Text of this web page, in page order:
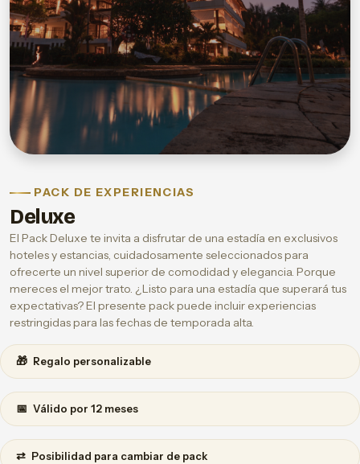
PACK DE EXPERIENCIAS
Deluxe
El Pack Deluxe te invita a disfrutar de una estadía en exclusivos
hoteles y estancias, cuidadosamente seleccionados para
ofrecerte un nivel superior de comodidad y elegancia. Porque
mereces el mejor trato. ¿Listo para una estadía que superará tus
expectativas? El presente pack puede incluir experiencias
restringidas para las fechas de temporada alta.
🎁 Regalo personalizable
📅 Válido por 12 meses
⇄ Posibilidad para cambiar de pack